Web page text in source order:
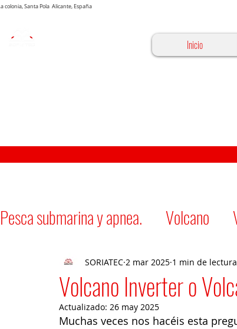
colonia, Santa Pola Alicante, España
Inicio
Pesca submarina y apnea. Volcano
Volcano Inverter o
SORIATEC 2 mar 2025 1 min de lectura
Actualizado: 26 may 2025
Muchas veces nos hacéis esta